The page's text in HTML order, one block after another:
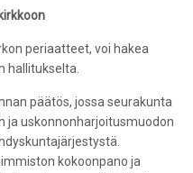
periaatteet, voi hakea
hallitukselta.
päätös, jossa seurakunta
ja uskonnonharjoitusmuodon
kokoonpano ja